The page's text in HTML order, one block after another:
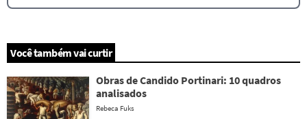
Você também vai curtir
Obras de Candido Portinari: 10 quadros
analisados
Rebeca Fuks